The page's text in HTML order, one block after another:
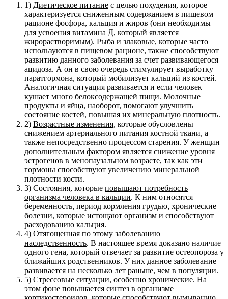
1) Диетическое питание с целью похудения, которое
характеризуется сниженным содержанием в пищевом
рационе фосфора, кальция и жиров (они необходимы
для усвоения витамина Д, который является
жирорастворимым). Рыба и злаковые, которые часто
используются в пищевом рационе, также способствуют
развитию данного заболевания за счет развивающегося
ацидоза. А он в свою очередь стимулирует выработку
паратгормона, который мобилизует кальций из костей.
Аналогичная ситуация развивается и если человек
кушает много белоксодержащей пищи. Молочные
продукты и яйца, наоборот, помогают улучшить
состояние костей, повышая их минеральную плотность.
2) Возрастные изменения, которые обусловлены
снижением артериального питания костной ткани, а
также непосредственно процессом старения. У женщин
дополнительным фактором является снижение уровня
эстрогенов в менопаузальном возрасте, так как эти
гормоны способствуют увеличению минеральной
плотности кости.
3) Состояния, которые повышают потребность
организма человека в кальции. К ним относятся
беременность, период кормления грудью, хронические
болезни, которые истощают организм и способствуют
расходованию кальция.
4) Отягощенная по этому заболеванию
наследственность. В настоящее время доказано наличие
одного гена, который отвечает за развитие остеопороза у
ближайших родственников. У них данное заболевание
развивается на несколько лет раньше, чем в популяции.
5) Стрессовые ситуации, особенно хронические. На
этом фоне повышается синтез в организме